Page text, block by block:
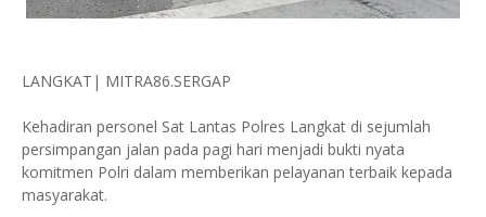
LANGKAT| MITRA86.SERGAP
Kehadiran personel Sat Lantas Polres Langkat di sejumlah
persimpangan jalan pada pagi hari menjadi bukti nyata
komitmen Polri dalam memberikan pelayanan terbaik kepada
masyarakat.